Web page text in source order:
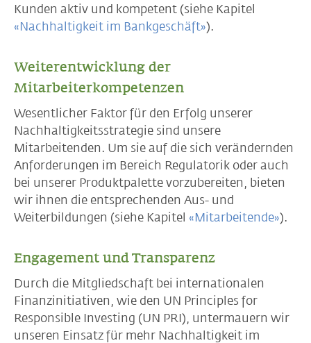
Kunden aktiv und kompetent (siehe Kapitel
«Nachhaltigkeit im Bankgeschäft»).
Weiterentwicklung der
Mitarbeiterkompetenzen
Wesentlicher Faktor für den Erfolg unserer
Nachhaltigkeitsstrategie sind unsere
Mitarbeitenden. Um sie auf die sich verändernden
Anforderungen im Bereich Regulatorik oder auch
bei unserer Produktpalette vorzubereiten, bieten
wir ihnen die entsprechenden Aus- und
Weiterbildungen (siehe Kapitel «Mitarbeitende»).
Engagement und Transparenz
Durch die Mitgliedschaft bei internationalen
Finanzinitiativen, wie den UN Principles for
Responsible Investing (UN PRI), untermauern wir
unseren Einsatz für mehr Nachhaltigkeit im